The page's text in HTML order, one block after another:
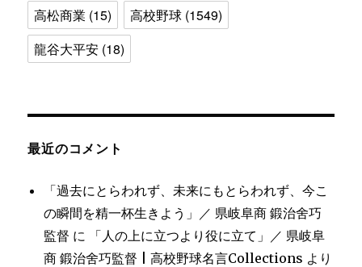
高松商業 (15) 高校野球 (1549)
龍谷大平安 (18)
最近のコメント
「過去にとらわれず、未来にもとらわれず、今こ
の瞬間を精一杯生きよう」／ 県岐阜商 鍛治舍巧
監督 に
「人の上に立つより役に立て」／ 県岐阜
商 鍛治舍巧監督 | 高校野球名言Collections より